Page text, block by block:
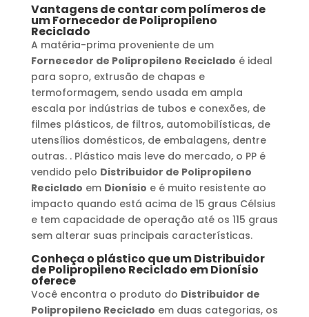
Vantagens de contar com polímeros de
umFornecedor de Polipropileno
Reciclado
A matéria-prima proveniente de um
Fornecedor de Polipropileno Reciclado é ideal
para sopro, extrusão de chapas e
termoformagem, sendo usada em ampla
escala por indústrias de tubos e conexões, de
filmes plásticos, de filtros, automobilísticas, de
utensílios domésticos, de embalagens, dentre
outras. . Plástico mais leve do mercado, o PP é
vendido pelo Distribuidor de Polipropileno
Reciclado em Dionísio e é muito resistente ao
impacto quando está acima de 15 graus Célsius
e tem capacidade de operação até os 115 graus
sem alterar suas principais características.
Conheça o plástico que umDistribuidor
de Polipropileno Reciclado emDionísio
oferece
Você encontra o produto do Distribuidor de
Polipropileno Reciclado em duas categorias, os